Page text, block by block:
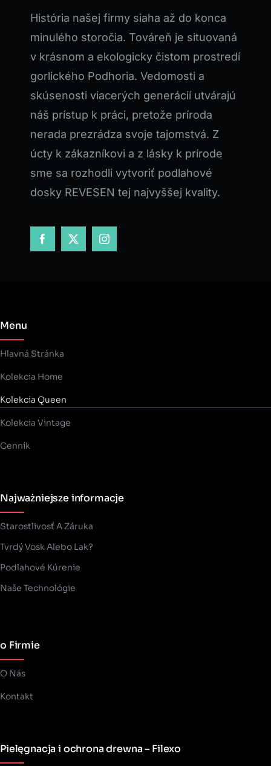
História našej firmy siaha až do konca
minulého storočia. Továreň je situovaná
v krásnom a ekologicky čistom prostredí
gorlického Podhoria. Vedomosti a
skúsenosti viacerých generácií utvárajú
náš prístup k práci, pretože príroda
nerada prezrádza svoje tajomstvá. Z
úcty k zákazníkovi a z lásky k prírode
sme sa rozhodli vytvoriť podlahové
dosky REVESEN tej najvyššej kvality.
Menu
Hlavná Stránka
Kolekcia Home
Kolekcia Queen
Kolekcia Vintage
Cenník
Najważniejsze informacje
Starostlivosť A Záruka
Tvrdý Vosk Alebo Lak?
Podlahové Kúrenie
Naše Technológie
o Firmie
O Nás
Kontakt
Pielęgnacja i ochrona drewna – Filexo